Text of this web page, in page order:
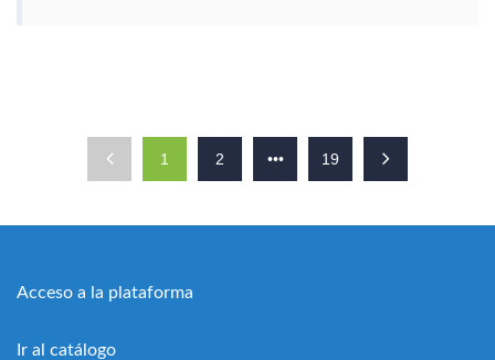
1 2 ••• 19
Acceso a la plataforma
Ir al catálogo